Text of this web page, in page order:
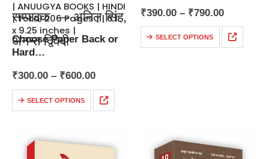
सम्पादक — अनिल सिंह,
अनन्त द्विवेदी
| ANUUGYA BOOKS | HINDI
| Total 206 Pages | | 6.125
x 9.25 inches |
Choose Paper Back or
Hard…
₹300.00 – ₹600.00
SELECT OPTIONS
जानकारी उपलब्ध हुई है, सिवा इसके कि वे
₹390.00 – ₹790.00
SELECT OPTIONS